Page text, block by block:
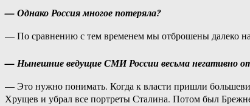
— Однако Россия многое потеряла?
— По сравнению с тем временем мы отброшены далеко
— Нынешние ведущие СМИ России весьма негативно
— Это нужно понимать. Когда к власти пришли
Хрущев и убрал все портреты Сталина. Потом был